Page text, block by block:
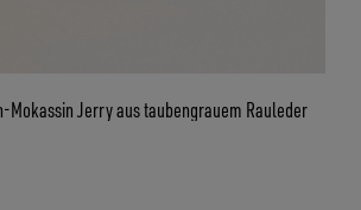
Mokassin Jerry aus taubengrauem Rauleder